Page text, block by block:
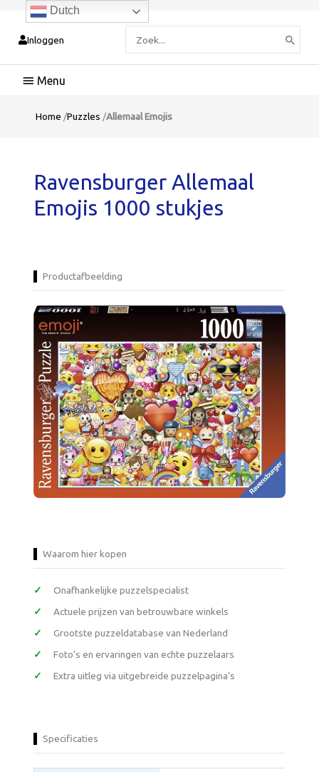
Inloggen
naar:
Hoofdmenu
Home /Puzzles /Allemaal Emojis
Ravensburger Allemaal
Emojis 1000 stukjes
Productafbeelding
Waarom hier kopen
Onafhankelijke puzzelspecialist
Actuele prijzen van betrouwbare winkels
Grootste puzzeldatabase van Nederland
Foto’s en ervaringen van echte puzzelaars
Extra uitleg via uitgebreide puzzelpagina’s
Specificaties
Dutch